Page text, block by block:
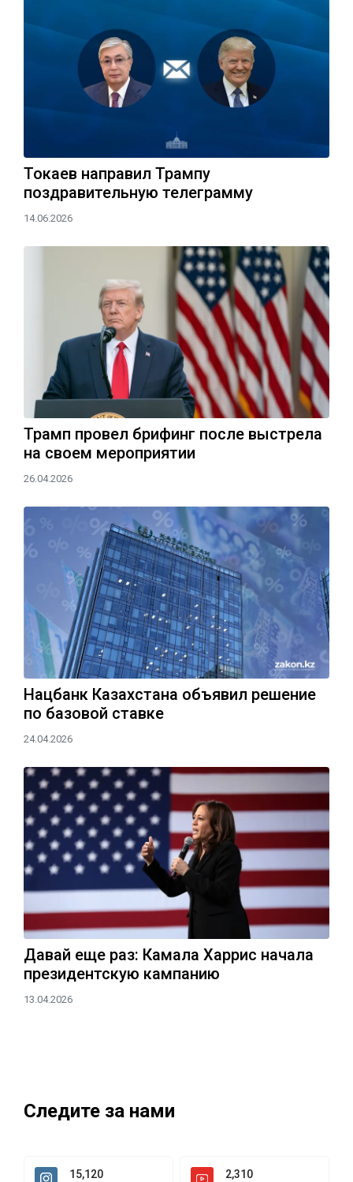
Токаев направил Трампу
поздравительную телеграмму
14.06.2026
Трамп провел брифинг после выстрела
на своем мероприятии
26.04.2026
Нацбанк Казахстана объявил решение
по базовой ставке
24.04.2026
Давай еще раз: Камала Харрис начала
президентскую кампанию
13.04.2026
Следите за нами
15,120 2,310